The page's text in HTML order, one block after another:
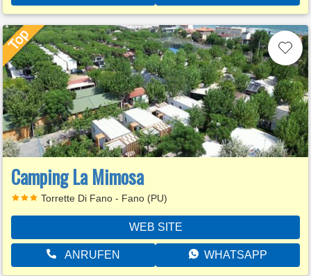
Camping La Mimosa
Torrette Di Fano - Fano (PU)
WEB SITE
ANRUFEN WHATSAPP